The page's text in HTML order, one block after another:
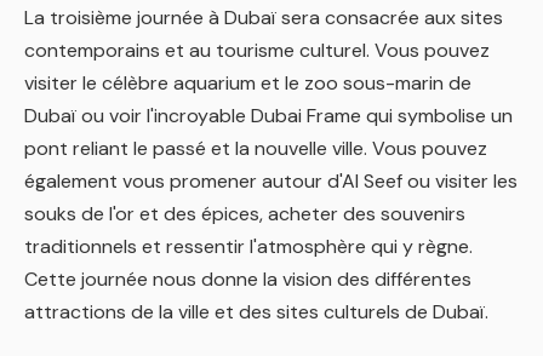
La troisième journée à Dubaï sera consacrée aux sites
contemporains et au tourisme culturel. Vous pouvez
visiter le célèbre aquarium et le zoo sous-marin de
Dubaï ou voir l'incroyable Dubai Frame qui symbolise un
pont reliant le passé et la nouvelle ville. Vous pouvez
également vous promener autour d'Al Seef ou visiter les
souks de l'or et des épices, acheter des souvenirs
traditionnels et ressentir l'atmosphère qui y règne.
Cette journée nous donne la vision des différentes
attractions de la ville et des sites culturels de Dubaï.